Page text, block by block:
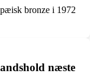
bronze i 1972
næste